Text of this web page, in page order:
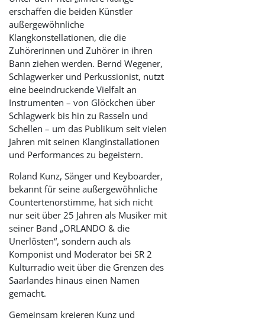
erschaffen die beiden Künstler
außergewöhnliche
Klangkonstellationen, die die
Zuhörerinnen und Zuhörer in ihren
Bann ziehen werden. Bernd Wegener,
Schlagwerker und Perkussionist, nutzt
eine beeindruckende Vielfalt an
Instrumenten – von Glöckchen über
Schlagwerk bis hin zu Rasseln und
Schellen – um das Publikum seit vielen
Jahren mit seinen Klanginstallationen
und Performances zu begeistern.
Roland Kunz, Sänger und Keyboarder,
bekannt für seine außergewöhnliche
Countertenorstimme, hat sich nicht
nur seit über 25 Jahren als Musiker mit
seiner Band „ORLANDO & die
Unerlösten“, sondern auch als
Komponist und Moderator bei SR 2
Kulturradio weit über die Grenzen des
Saarlandes hinaus einen Namen
gemacht.
Gemeinsam kreieren Kunz und